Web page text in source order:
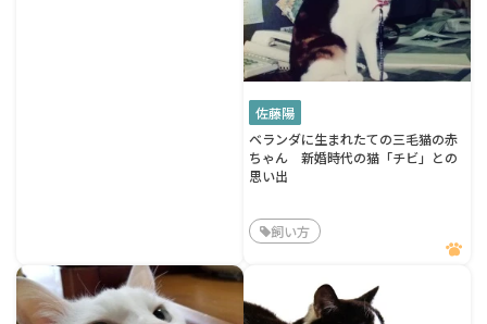
佐藤陽
ベランダに生まれたての三毛猫の赤
ちゃん 新婚時代の猫「チビ」との
思い出
飼い方